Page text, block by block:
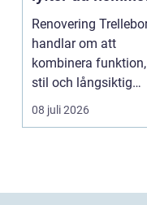
på ett smart sätt
Renovering
handlar om att
kombinera funktion,
stil och långsiktig
ekonomi i samma p...
08 juli 2026